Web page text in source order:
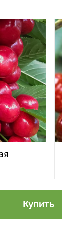
Купить